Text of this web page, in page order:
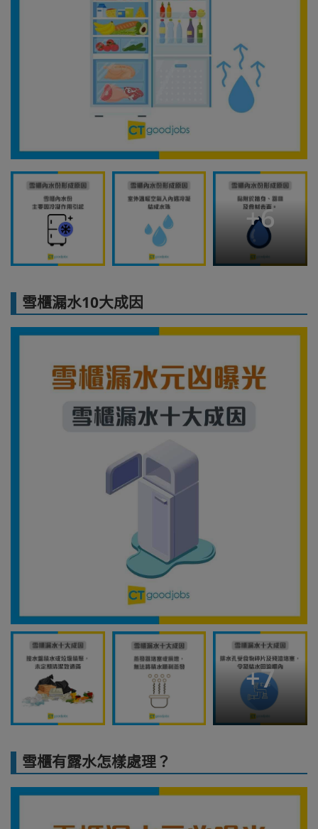
+6
雪櫃漏水10大成因
+7
雪櫃有露水怎樣處理？